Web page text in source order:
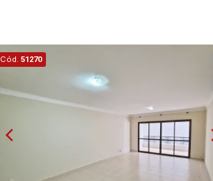
Cód. 51270